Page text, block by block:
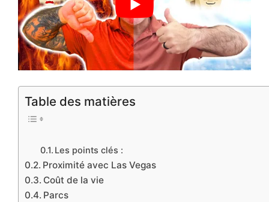
Table des matières
Les points clés :
Proximité avec Las Vegas
Coût de la vie
Parcs